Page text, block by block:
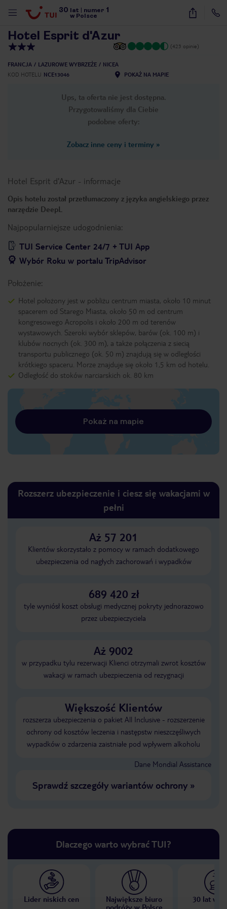
30 lat numer 1
w Polsce
30
Hotel Esprit d'Azur
(423 opinie)
FRANCJA LAZUROWE WYBRZEŻE
NICEA
KOD HOTELU NCE13046 POKAŻ NA MAPIE
Ups, ta oferta nie jest dostępna.
Przygotowaliśmy dla Ciebie
podobne oferty:
Zobacz inne ceny i terminy »
Hotel Esprit d'Azur - informacje
Opis hotelu został przetłumaczony z języka angielskiego przez
narzędzie DeepL
Najpopularniejsze udogodnienia:
TUI Service Center 24/7 + TUI App
Wybór Roku w portalu TripAdvisor
Położenie:
Hotel położony jest w pobliżu centrum miasta, około 10 minut
spacerem od Starego Miasta, około 50 m od centrum
kongresowego Acropolis i około 200 m od terenów
wystawowych. Szeroki wybór sklepów, barów (ok. 100 m) i
klubów nocnych (ok. 300 m), a także połączenia z siecią
transportu publicznego (ok. 50 m) znajdują się w odległości
krótkiego spaceru. Morze znajduje się około 1,5 km od hotelu.
Odległość do stoków narciarskich ok. 80 km
Pokaż na mapie
Rozszerz ubezpieczenie i ciesz się wakacjami w
pełni
Aż 57 201
Klientów skorzystało z pomocy w ramach dodatkowego
ubezpieczenia od nagłych zachorowań i wypadków
689 420 zł
tyle wyniósł koszt obsługi medycznej pokryty jednorazowo
przez ubezpieczyciela
Aż 9002
w przypadku tylu rezerwacji Klienci otrzymali zwrot kosztów
wakacji w ramach ubezpieczenia od rezygnacji
Większość Klientów
rozszerza ubezpieczenia o pakiet All Inclusive - rozszerzenie
ochrony od kosztów leczenia i następstw nieszczęśliwych
wypadków o zdarzenia zaistniałe pod wpływem alkoholu
Dane Mondial Assistance
Sprawdź szczegóły wariantów ochrony»
Dlaczego warto wybrać TUI?
Lider niskich cen
Największe biuro
podróży w Polsce
30 lat w